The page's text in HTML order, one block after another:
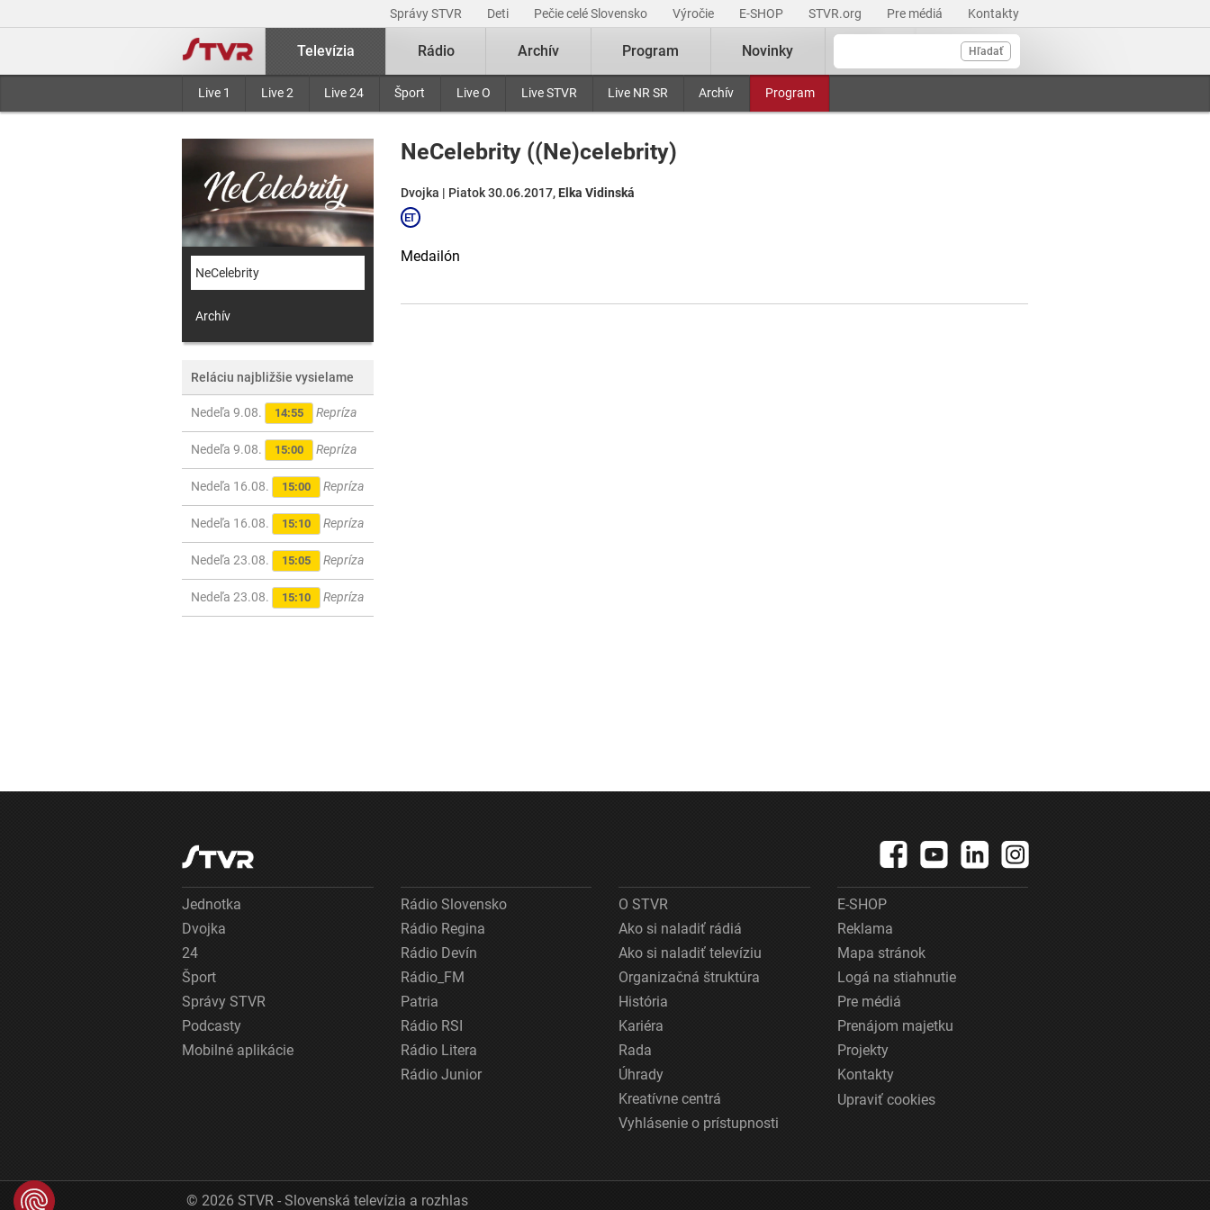
Správy STVR Deti Pečie celé Slovensko Výročie E-SHOP STVR.org Pre médiá Kontakty
Hľadať
Televízia
Live 1 Live 2 Live 24 Šport Live O Live STVR Live NR SR Archív Program
Rádio Archív Program Novinky
NeCelebrity
Archív
Reláciu najbližšie vysielame
Nedeľa 9.08. 14:55 Repríza
Nedeľa 9.08. 15:00 Repríza
Nedeľa 16.08. 15:00 Repríza
Nedeľa 16.08. 15:10 Repríza
Nedeľa 23.08. 15:05 Repríza
Nedeľa 23.08. 15:10 Repríza
NeCelebrity ((Ne)celebrity)
Dvojka | Piatok 30.06.2017, Elka Vidinská
Medailón
Jednotka
Dvojka
24
Šport
Správy STVR
Podcasty
Mobilné aplikácie
Rádio Slovensko
Rádio Regina
Rádio Devín
Rádio_FM
Patria
Rádio RSI
Rádio Litera
Rádio Junior
O STVR
Ako si naladiť rádiá
Ako si naladiť televíziu
Organizačná štruktúra
História
Kariéra
Rada
Úhrady
Kreatívne centrá
Vyhlásenie o prístupnosti
E-SHOP
Reklama
Mapa stránok
Logá na stiahnutie
Pre médiá
Prenájom majetku
Projekty
Kontakty
Upraviť cookies
© 2026 STVR - Slovenská televízia a rozhlas